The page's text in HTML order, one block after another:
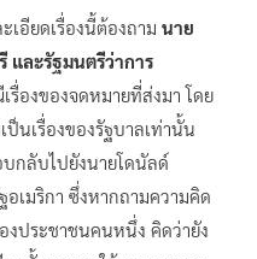
เอียดเรื่องนี้ต้องถาม นาย
ละรัฐมนตรีว่าการ
รื่องของจดหมายที่ส่งมา โดย
ป็นเรื่องของรัฐบาลเท่านั้น
บกลับไปยังนายโดนัลด์
เมริกา ซึ่งหากถามความคิด
งประชาชนคนหนึ่ง คิดว่ายัง